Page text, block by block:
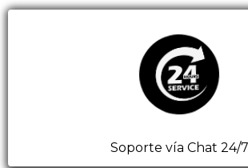
Soporte vía Chat 24/7